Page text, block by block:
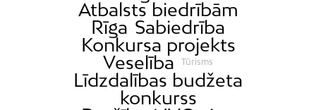
Atbalsts biedrībām
Rīga Sabiedrība
Konkursa projekts
Veselība
Tūrisms
Līdzdalības budžeta
konkurss